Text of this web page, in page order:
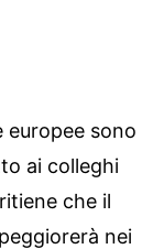
europee sono
ai colleghi
che il
nei